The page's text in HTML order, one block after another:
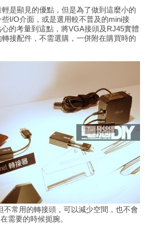
是顯見的優點，但是為了做到這麼小的
些I/O介面，或是選用較不普及的mini接
的考量到這點，將VGA接頭及RJ45實體
接配件，不需選購，一併附在購買時的
不常用的轉接頭，可以減少空間，也不會
在需要的時候扼腕。